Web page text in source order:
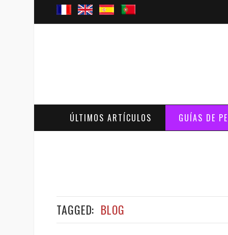
ÚLTIMOS ARTÍCULOS GUÍAS DE
TAGGED: BLOG